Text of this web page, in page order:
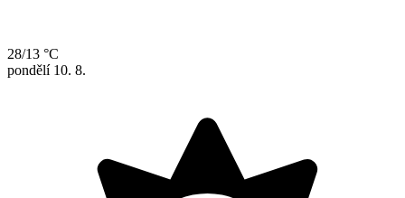
28/13 °C
pondělí 10. 8.